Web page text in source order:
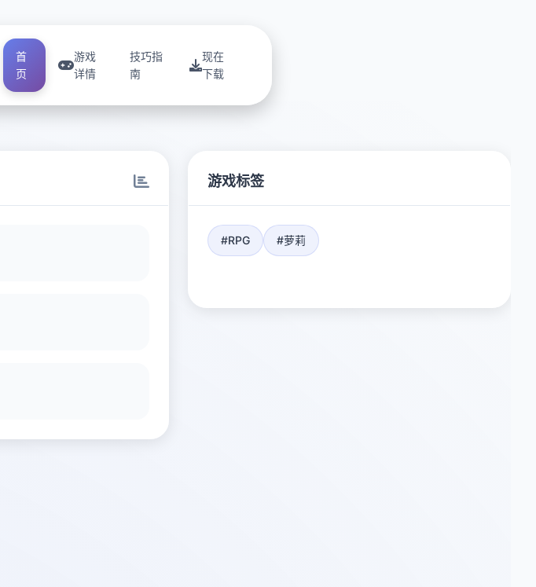
首
页
游戏
详情
技巧指
南
现在
下载
游戏标签
#RPG #萝莉